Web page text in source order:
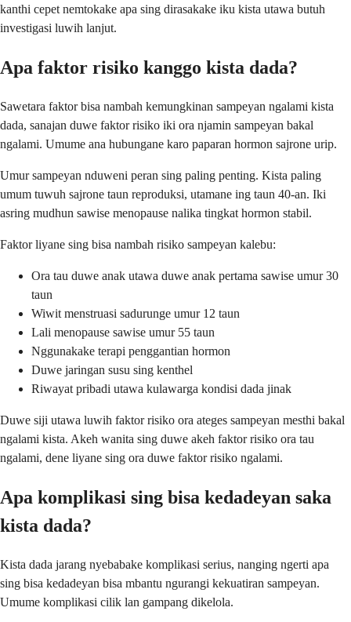
kanthi cepet nemtokake apa sing dirasakake iku kista utawa butuh
investigasi luwih lanjut.
Apa faktor risiko kanggo kista dada?
Sawetara faktor bisa nambah kemungkinan sampeyan ngalami kista
dada, sanajan duwe faktor risiko iki ora njamin sampeyan bakal
ngalami. Umume ana hubungane karo paparan hormon sajrone urip.
Umur sampeyan nduweni peran sing paling penting. Kista paling
umum tuwuh sajrone taun reproduksi, utamane ing taun 40-an. Iki
asring mudhun sawise menopause nalika tingkat hormon stabil.
Faktor liyane sing bisa nambah risiko sampeyan kalebu:
Ora tau duwe anak utawa duwe anak pertama sawise umur 30
taun
Wiwit menstruasi sadurunge umur 12 taun
Lali menopause sawise umur 55 taun
Nggunakake terapi penggantian hormon
Duwe jaringan susu sing kenthel
Riwayat pribadi utawa kulawarga kondisi dada jinak
Duwe siji utawa luwih faktor risiko ora ateges sampeyan mesthi bakal
ngalami kista. Akeh wanita sing duwe akeh faktor risiko ora tau
ngalami, dene liyane sing ora duwe faktor risiko ngalami.
Apa komplikasi sing bisa kedadeyan saka
kista dada?
Kista dada jarang nyebabake komplikasi serius, nanging ngerti apa
sing bisa kedadeyan bisa mbantu ngurangi kekuatiran sampeyan.
Umume komplikasi cilik lan gampang dikelola.